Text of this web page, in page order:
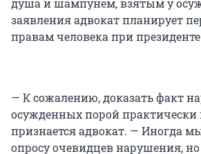
душа и шампунем, взятым у
заявления адвокат планирует
правам человека при
— К сожалению, доказать факт
осужденных порой
признается адвокат. — Иногда
опросу очевидцев нарушения, но